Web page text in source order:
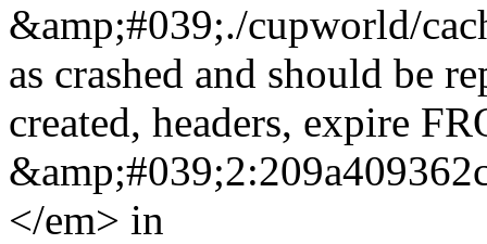
&amp;#039;./cupworld/
as crashed and should be
created, headers, expire
</em> in